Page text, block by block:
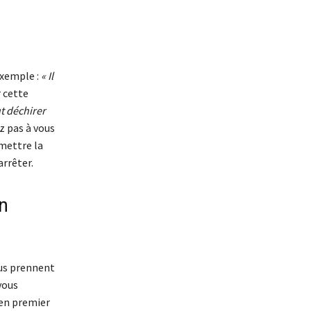
: « Il
cette
déchirer
pas à vous
la
prennent
premier